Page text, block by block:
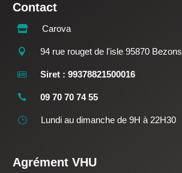
Contact
 Carova
 94 rue rouget de l'isle 95870 Bezons
 Siret : 99378821500016
 09 70 70 74 55
} Lundi au dimanche de 9H à 22H30
Agrément VHU